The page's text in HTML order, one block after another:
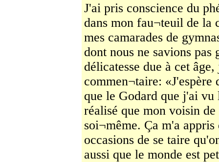
J'ai pris conscience du
dans mon fau¬teuil de la
mes camarades de
dont nous ne savions
délicatesse due à cet
commen¬taire: «J'espère
que le Godard que j'ai vu
réalisé que mon voisin
soi¬même. Ça m'a
occasions de se taire
aussi que le monde est